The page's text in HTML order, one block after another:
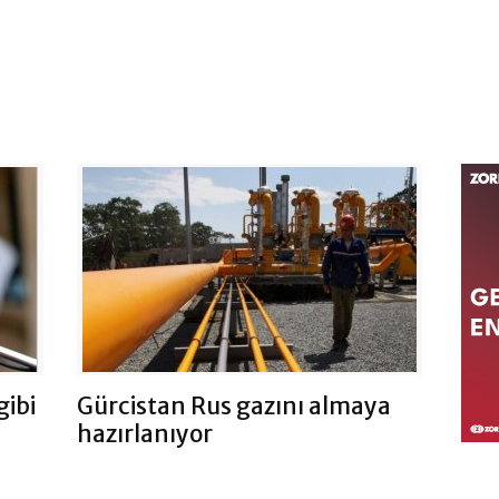
Gürcistan Rus gazını almaya
hazırlanıyor